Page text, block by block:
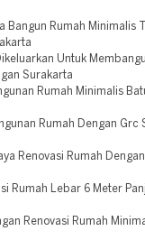
Bangun Rumah Minimalis
Untuk
Surakarta
Rumah Minimalis
Rumah Dengan Grc
Renovasi Rumah
Rumah Lebar 6 Meter
Renovasi Rumah